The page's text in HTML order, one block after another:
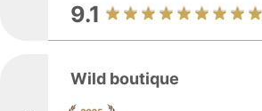
9.1
Wild boutique